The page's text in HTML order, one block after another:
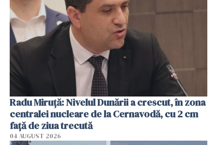
Radu Miruţă: Nivelul Dunării a crescut, în zona
centralei nucleare de la Cernavodă, cu 2 cm
faţă de ziua trecută
04 AUGUST 2026